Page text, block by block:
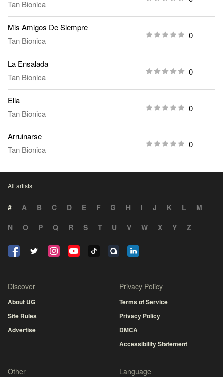
Tan Bionica
Mis Amigos De Siempre
Tan Bionica
0
La Ensalada
Tan Bionica
0
Ella
Tan Bionica
0
Arruinarse
Tan Bionica
0
All artists
# A B C D E F G H I J K L
M
N
O P Q R S T U V W X Y Z
Discover
About UG
Site Rules
Advertise
Privacy Policy
Terms of Service
Privacy Policy
DMCA
Accessibility Statement
Other Language